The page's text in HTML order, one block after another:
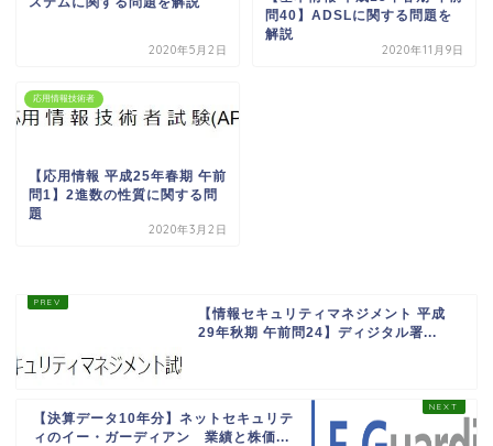
2020年5月2日
問40】ADSLに関する問題を
解説
2020年11月9日
応用情報技術者
【応用情報 平成25年春期 午前
問1】2進数の性質に関する問
題
2020年3月2日
【情報セキュリティマネジメント 平成
29年秋期 午前問24】ディジタル署...
【決算データ10年分】ネットセキュリテ
ィのイー・ガーディアン 業績と株価...